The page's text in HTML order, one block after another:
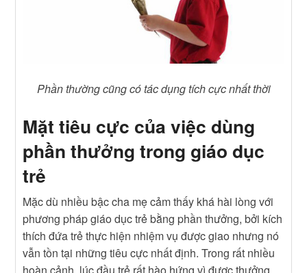
Phần thường cũng có tác dụng tích cực nhất thời
Mặt tiêu cực của việc dùng
phần thưởng trong giáo dục
trẻ
Mặc dù nhiều bậc cha mẹ cảm thấy khá hài lòng với
phương pháp giáo dục trẻ bằng phần thưởng, bởi kích
thích đứa trẻ thực hiện nhiệm vụ được giao nhưng nó
vẫn tồn tại những tiêu cực nhất định. Trong rất nhiều